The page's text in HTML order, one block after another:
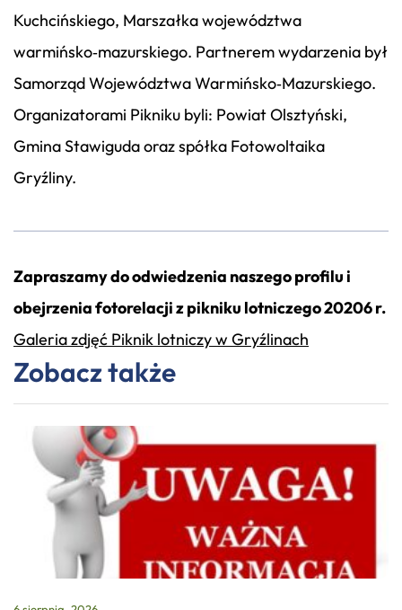
Kuchcińskiego, Marszałka województwa
warmińsko‑mazurskiego. Partnerem wydarzenia był
Samorząd Województwa Warmińsko‑Mazurskiego.
Organizatorami Pikniku byli: Powiat Olsztyński,
Gmina Stawiguda oraz spółka Fotowoltaika
Gryźliny.
Zapraszamy do odwiedzenia naszego profilu i
obejrzenia fotorelacji z pikniku lotniczego 20206 r.
Galeria zdjęć Piknik lotniczy w Gryźlinach
Zobacz także